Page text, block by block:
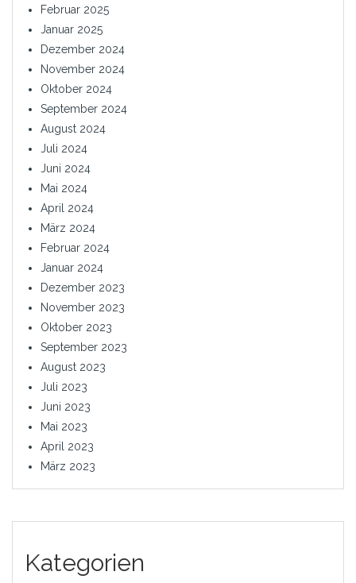
Februar 2025
Januar 2025
Dezember 2024
November 2024
Oktober 2024
September 2024
August 2024
Juli 2024
Juni 2024
Mai 2024
April 2024
März 2024
Februar 2024
Januar 2024
Dezember 2023
November 2023
Oktober 2023
September 2023
August 2023
Juli 2023
Juni 2023
Mai 2023
April 2023
März 2023
Kategorien